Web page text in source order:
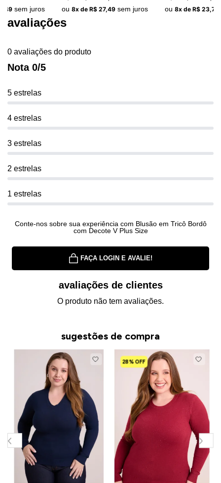
sem juros ou 8x de R$ 27,49 sem juros ou 8x de R$ 23,74
avaliações
0 avaliações do produto
Nota 0/5
5 estrelas
4 estrelas
3 estrelas
2 estrelas
1 estrelas
Conte-nos sobre sua experiência com Blusão em Tricô Bordô
com Decote V Plus Size
FAÇA LOGIN E AVALIE!
avaliações de clientes
O produto não tem avaliações.
sugestões de compra
28% OFF